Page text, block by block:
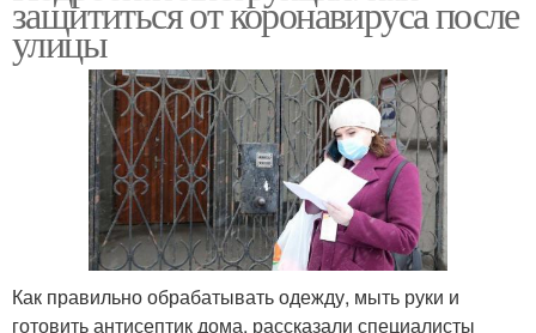
защититься от коронавируса после
улицы
Как правильно обрабатывать одежду, мыть руки и
готовить антисептик дома, рассказали специалисты